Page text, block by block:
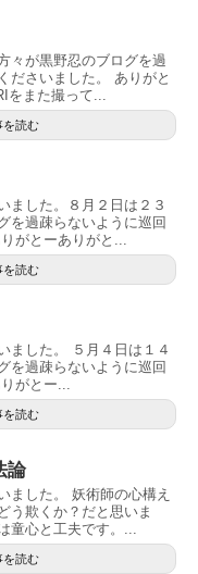
々が黒野忍のブログを過
ださいました。 ありがと
をまた撮って...
を読む
ました。８月２日は２３
を過疎らないように巡回
がとーありがと...
を読む
ました。 ５月４日は１４
を過疎らないように巡回
がとー...
を読む
論
ました。 妖術師の心構え
う欺くか？だと思いま
童心と工夫です。...
を読む